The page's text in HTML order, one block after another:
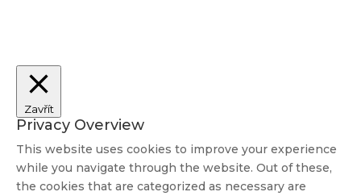
Zavřít
Privacy Overview
This website uses cookies to improve your experience
while you navigate through the website. Out of these,
the cookies that are categorized as necessary are